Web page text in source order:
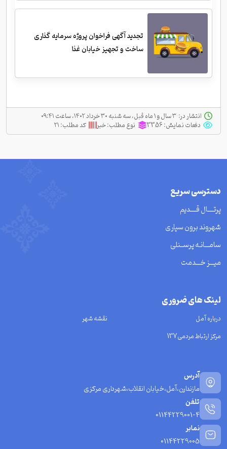
تجدید آگهی فراخوان پروژه سرمایه گذاری
ساخت و تجهیز خیابان غذا
انتشار در:
دفعات نمایش:3356 نوع مطلب:خبر کد مطلب:۲۱
دسترسی سریع
پرتــــال قــــدیم
شهروند برون سپاری
سامـــانـه پرســنلی
میـــز خـــدمت
لینک های ضروری
درباره آمل
نقشه شهر
مرکز ارتباط مردمی137
آدرس
مازندارن،آمل،خیابان انقلاب،شهرداری مرکزی
تلفن
01144229001-4
نمابر
01144229005